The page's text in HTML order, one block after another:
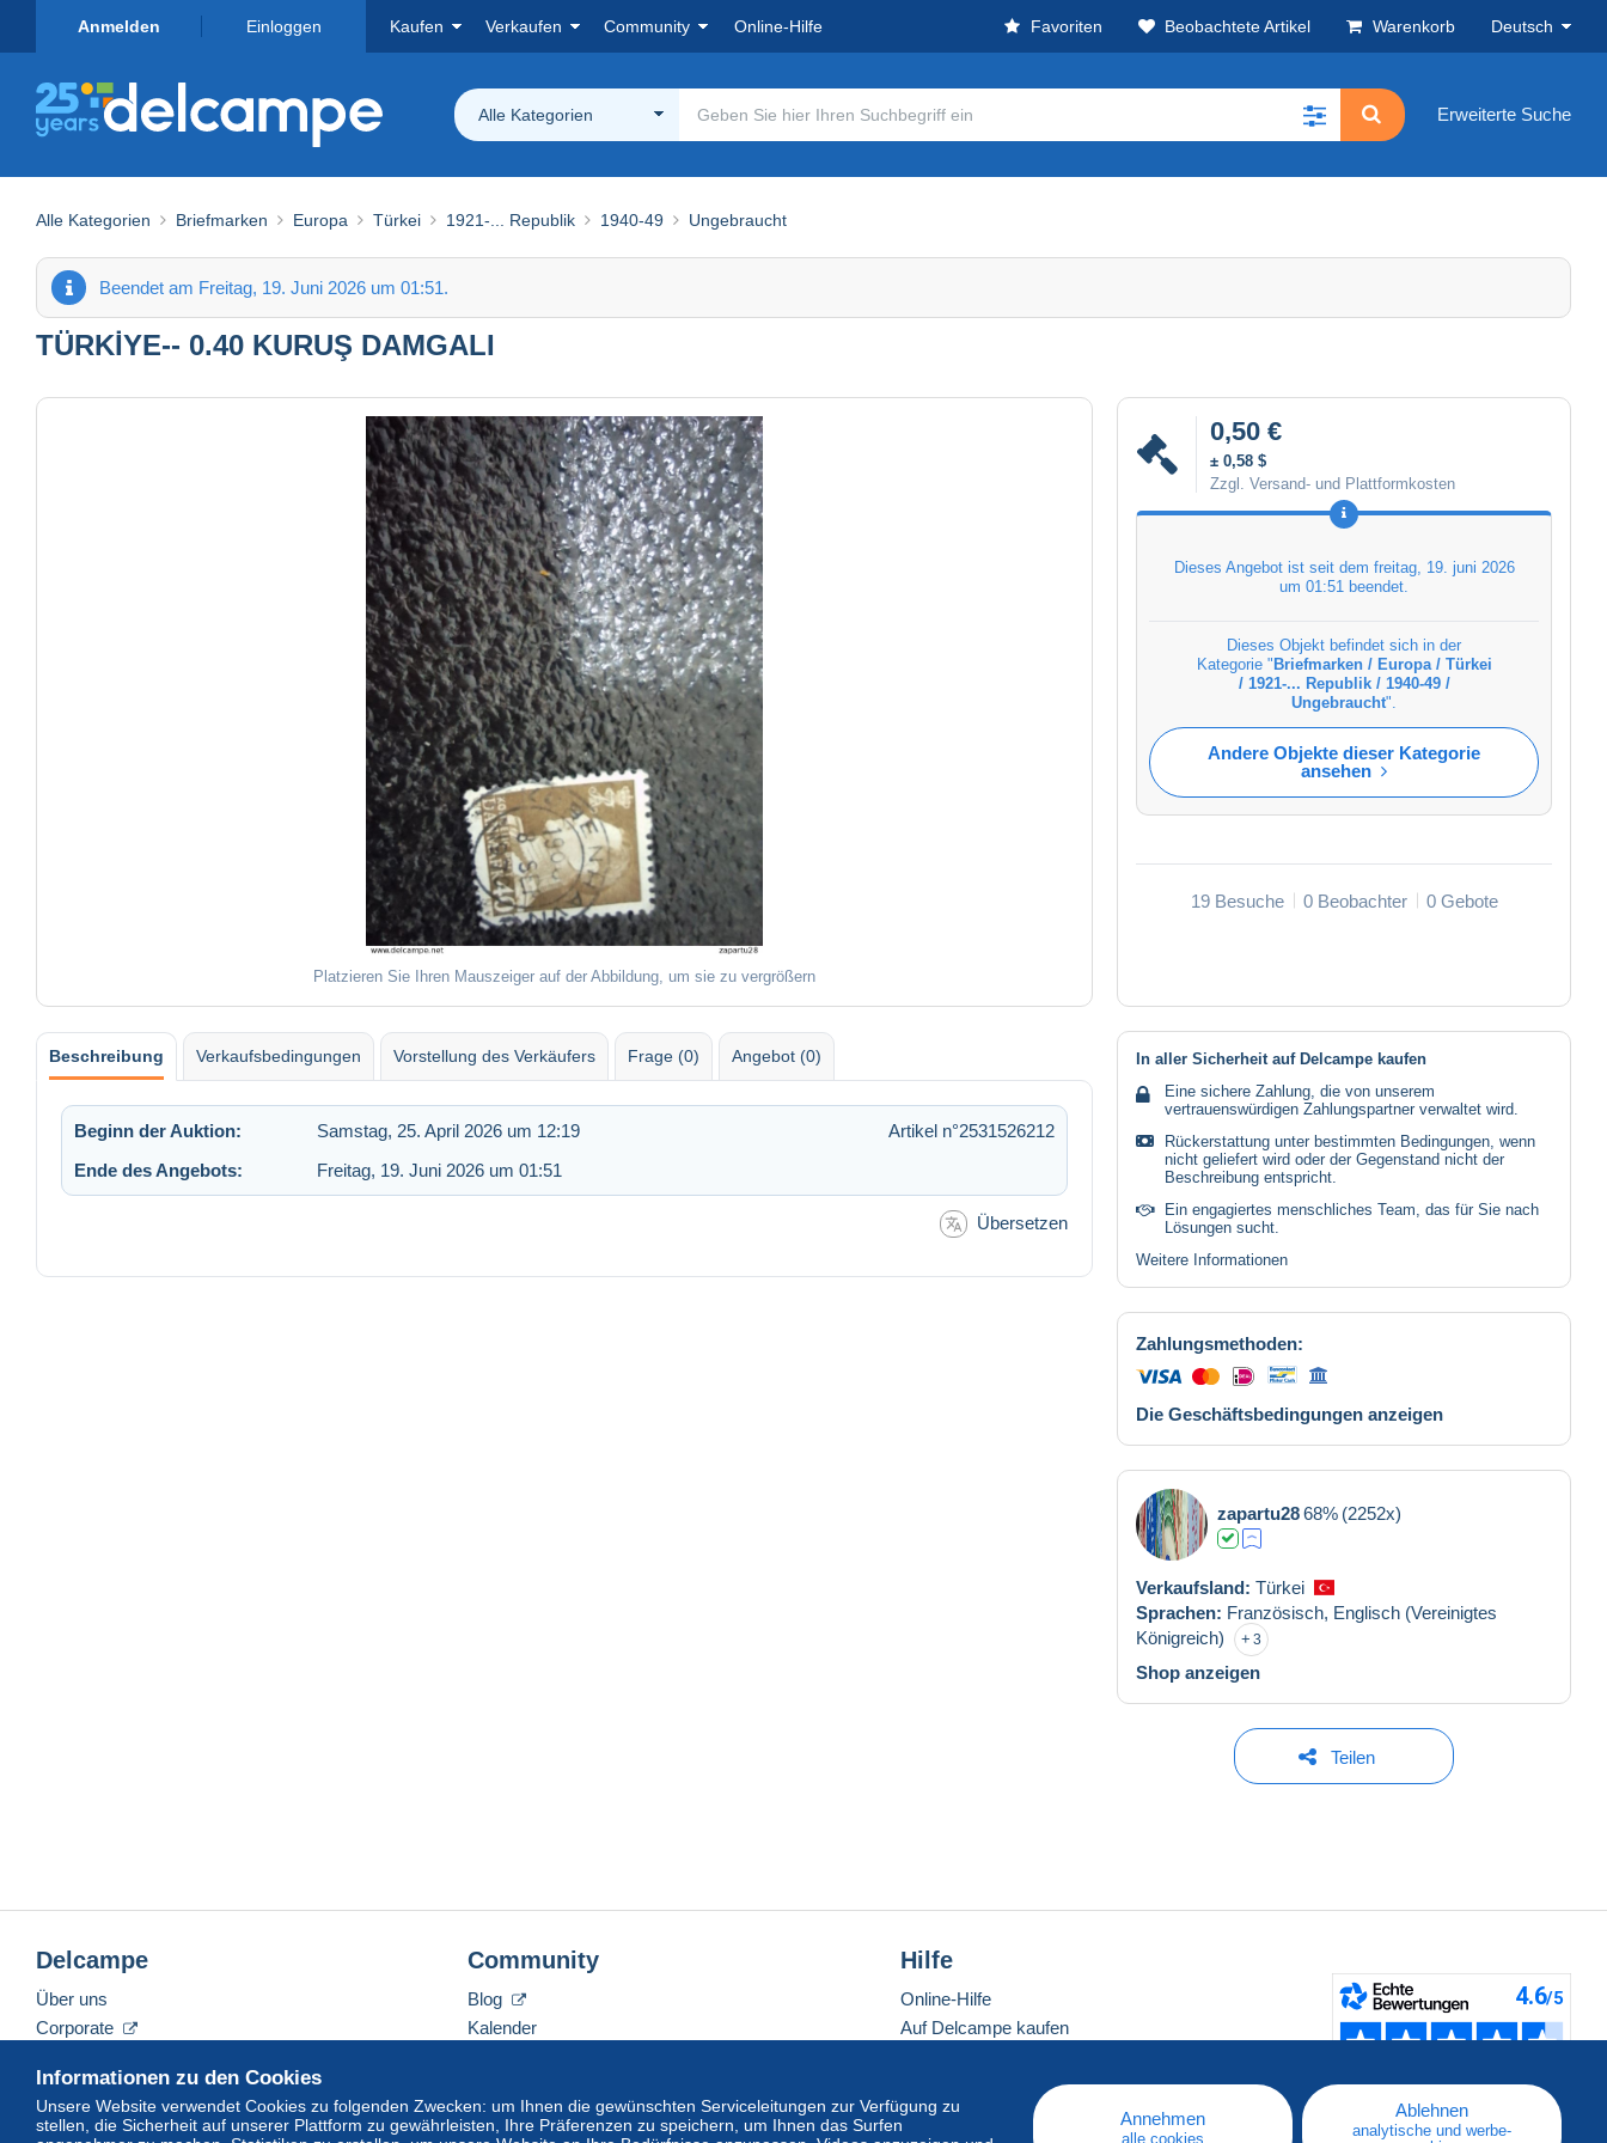
Anmelden Einloggen Kaufen Verkaufen Community Online-Hilfe Favoriten Beobachtete Artikel Warenkorb Deutsch
Alle Kategorien Erweiterte Suche
Alle Kategorien Briefmarken Europa Türkei 1921-... Republik 1940-49 Ungebraucht
Beendet am Freitag, 19. Juni 2026 um 01:51.
TÜRKİYE-- 0.40 KURUŞ DAMGALI
Platzieren Sie Ihren Mauszeiger auf der Abbildung, um sie zu vergrößern
0,50 €
± 0,58 $
Zzgl. Versand- und Plattformkosten
Dieses Angebot ist seit dem freitag, 19. juni 2026
um 01:51 beendet.
Dieses Objekt befindet sich in der
Kategorie " Briefmarken / Europa / Türkei
/ 1921-... Republik / 1940-49 /
Ungebraucht".
Andere Objekte dieser Kategorie
ansehen
19 Besuche 0 Beobachter 0 Gebote
Beschreibung Verkaufsbedingungen Vorstellung des Verkäufers Frage (0) Angebot (0)
Beginn der Auktion: Samstag, 25. April 2026 um 12:19
Artikel n°2531526212
Ende des Angebots:
Freitag, 19. Juni 2026 um 01:51
Übersetzen
In aller Sicherheit auf Delcampe kaufen
Eine sichere Zahlung, die von unserem
vertrauenswürdigen Zahlungspartner verwaltet wird.
Rückerstattung unter bestimmten Bedingungen, wenn
nicht geliefert wird oder der Gegenstand nicht der
Beschreibung entspricht.
Ein engagiertes menschliches Team, das für Sie nach
Lösungen sucht.
Weitere Informationen
Zahlungsmethoden:
Die Geschäftsbedingungen anzeigen
zapartu2868% (2252x)
Verkaufsland: Türkei
Sprachen: Französisch, Englisch (Vereinigtes
Königreich)
3
Shop anzeigen
Teilen
Informationen zu den Cookies
Unsere Website verwendet Cookies zu folgenden Zwecken: um Ihnen die gewünschten Serviceleitungen zur Verfügung zu
stellen, die Sicherheit auf unserer Plattform zu gewährleisten, Ihre Präferenzen zu speichern, um Ihnen das Surfen
Annehmen
alle cookies
Ablehnen
analytische und werbe-
Delcampe
Über uns
Corporate
Nehmen Sie Kontakt mit uns auf
Community
Blog
Kalender
Hilfe
Online-Hilfe
Auf Delcampe kaufen
Eine sichere Website